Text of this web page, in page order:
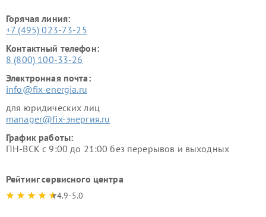
Горячая линия:
+7 (495) 023-73-25
Контактный телефон:
8 (800) 100-33-26
Электронная почта:
info@fix-energia.ru
для юридических лиц
manager@fix-энергия.ru
График работы:
ПН-ВСК с 9:00 до 21:00 без перерывов и выходных
Рейтинг сервисного центра
4.9-5.0